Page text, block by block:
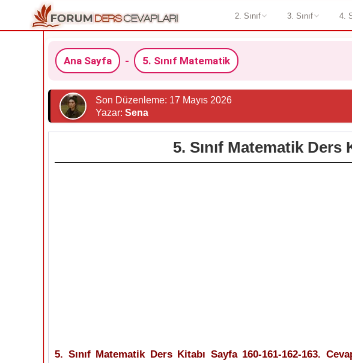
2. Sınıf 3. Sınıf 4.
Ana Sayfa - 5. Sınıf Matematik
Son Düzenleme: 17 Mayıs 2026
Yazar: Sena
5. Sınıf Matematik Ders
5. Sınıf Matematik Ders Kitabı Sayfa 160-161-162-163.